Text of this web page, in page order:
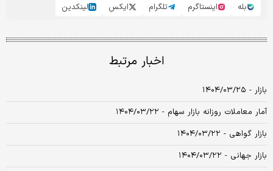
بله
اینستاگرم تلگرام ایکس لینکدین
اخبار مرتبط
بازار - ۱۴۰۴/۰۳/۲۵
آمار معاملات روزانه بازار سهام - ۱۴۰۴/۰۳/۲۲
بازار گواهی - ۱۴۰۴/۰۳/۲۲
بازار جهانی - ۱۴۰۴/۰۳/۲۲